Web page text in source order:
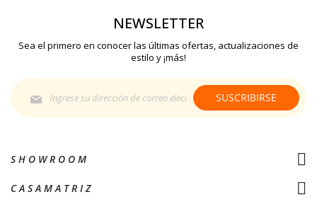
NEWSLETTER
Sea el primero en conocer las últimas ofertas, actualizaciones de
estilo y ¡más!
al
SUSCRIBIRSE
S H O W R O O M
C A S A M A T R I Z